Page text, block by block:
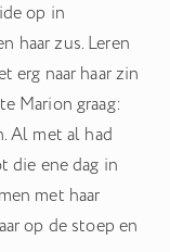
op in
haar zus. Leren
erg naar haar zin
Marion graag:
Al met al had
die ene dag in
met haar
op de stoep en
tonen op
en Instagram.
kan
op elk